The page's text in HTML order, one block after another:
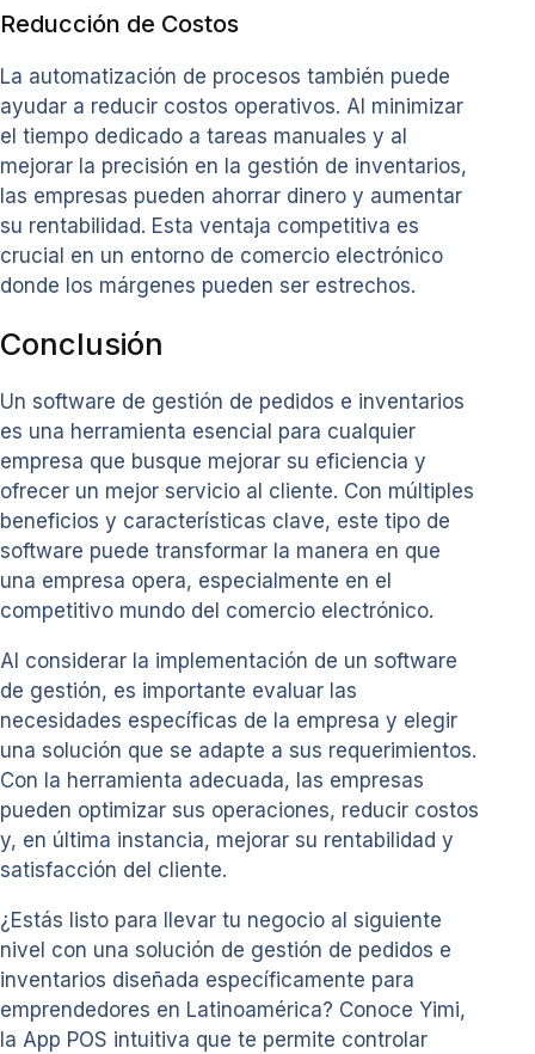
Reducción de Costos
La automatización de procesos también puede
ayudar a reducir costos operativos. Al minimizar
el tiempo dedicado a tareas manuales y al
mejorar la precisión en la gestión de inventarios,
las empresas pueden ahorrar dinero y aumentar
su rentabilidad. Esta ventaja competitiva es
crucial en un entorno de comercio electrónico
donde los márgenes pueden ser estrechos.
Conclusión
Un software de gestión de pedidos e inventarios
es una herramienta esencial para cualquier
empresa que busque mejorar su eficiencia y
ofrecer un mejor servicio al cliente. Con múltiples
beneficios y características clave, este tipo de
software puede transformar la manera en que
una empresa opera, especialmente en el
competitivo mundo del comercio electrónico.
Al considerar la implementación de un software
de gestión, es importante evaluar las
necesidades específicas de la empresa y elegir
una solución que se adapte a sus requerimientos.
Con la herramienta adecuada, las empresas
pueden optimizar sus operaciones, reducir costos
y, en última instancia, mejorar su rentabilidad y
satisfacción del cliente.
¿Estás listo para llevar tu negocio al siguiente
nivel con una solución de gestión de pedidos e
inventarios diseñada específicamente para
emprendedores en Latinoamérica? Conoce Yimi,
la App POS intuitiva que te permite controlar